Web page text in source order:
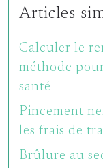
Articles
Calculer le
méthode
santé
Pincement
les frais de
Brûlure au